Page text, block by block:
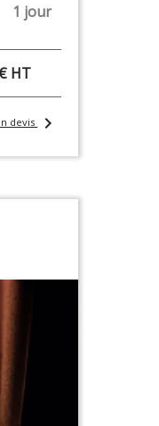
1 jour
HT
devis chevron_right